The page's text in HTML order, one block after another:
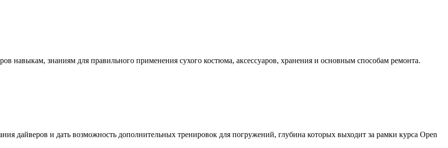
навыкам, знаниям для правильного применения сухого костюма, аксессуаров, хранения и основным способам ремонта.
дайверов и дать возможность дополнительных тренировок для погружений, глубина которых выходит за рамки курса Open